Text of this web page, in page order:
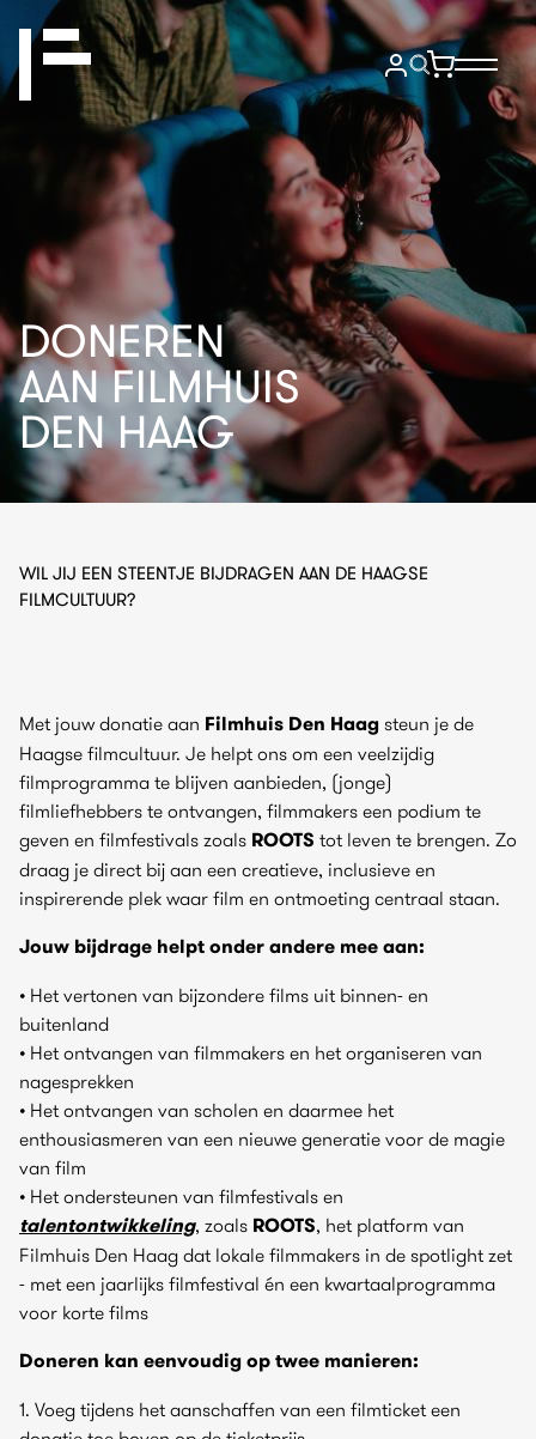
DONEREN
AAN FILMHUIS
DEN HAAG
WIL JIJ EEN STEENTJE BIJDRAGEN AAN DE HAAGSE
FILMCULTUUR?
Met jouw donatie aan Filmhuis Den Haag steun je de
Haagse filmcultuur. Je helpt ons om een veelzijdig
filmprogramma te blijven aanbieden, (jonge)
filmliefhebbers te ontvangen, filmmakers een podium te
geven en filmfestivals zoals ROOTS tot leven te brengen. Zo
draag je direct bij aan een creatieve, inclusieve en
inspirerende plek waar film en ontmoeting centraal staan.
Jouw bijdrage helpt onder andere mee aan:
• Het vertonen van bijzondere films uit binnen- en
buitenland
• Het ontvangen van filmmakers en het organiseren van
nagesprekken
• Het ontvangen van scholen en daarmee het
enthousiasmeren van een nieuwe generatie voor de magie
van film
• Het ondersteunen van filmfestivals en
talentontwikkeling, zoals ROOTS, het platform van
Filmhuis Den Haag dat lokale filmmakers in de spotlight zet
- met een jaarlijks filmfestival én een kwartaalprogramma
voor korte films
Doneren kan eenvoudig op twee manieren:
1. Voeg tijdens het aanschaffen van een filmticket een